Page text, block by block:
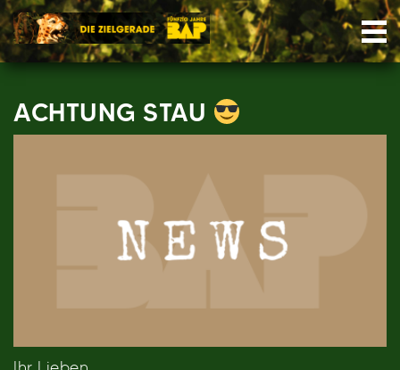
Skip
to
content
ACHTUNG STAU